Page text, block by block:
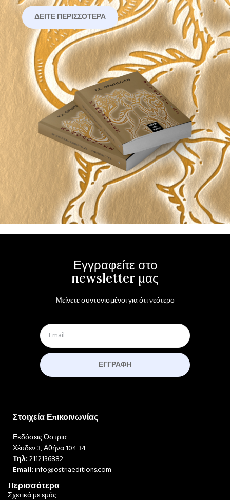
ΔΕΊΤΕ ΠΕΡΙΣΣΌΤΕΡΑ
Εγγραφείτε στο
newsletter μας
Μείνετε συντονισμένοι για ότι νεότερο
ΕΓΓΡΑΦΉ
Στοιχεία Επικοινωνίας
Εκδόσεις Όστρια
Χέυδεν 3, Αθήνα 104 34
Τηλ:2112136882
Email:info@ostriaeditions.com
Περισσότερα
Σχετικά με εμάς